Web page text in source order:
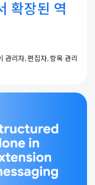
확장된 역
관리자, 편집자, 항목 관리